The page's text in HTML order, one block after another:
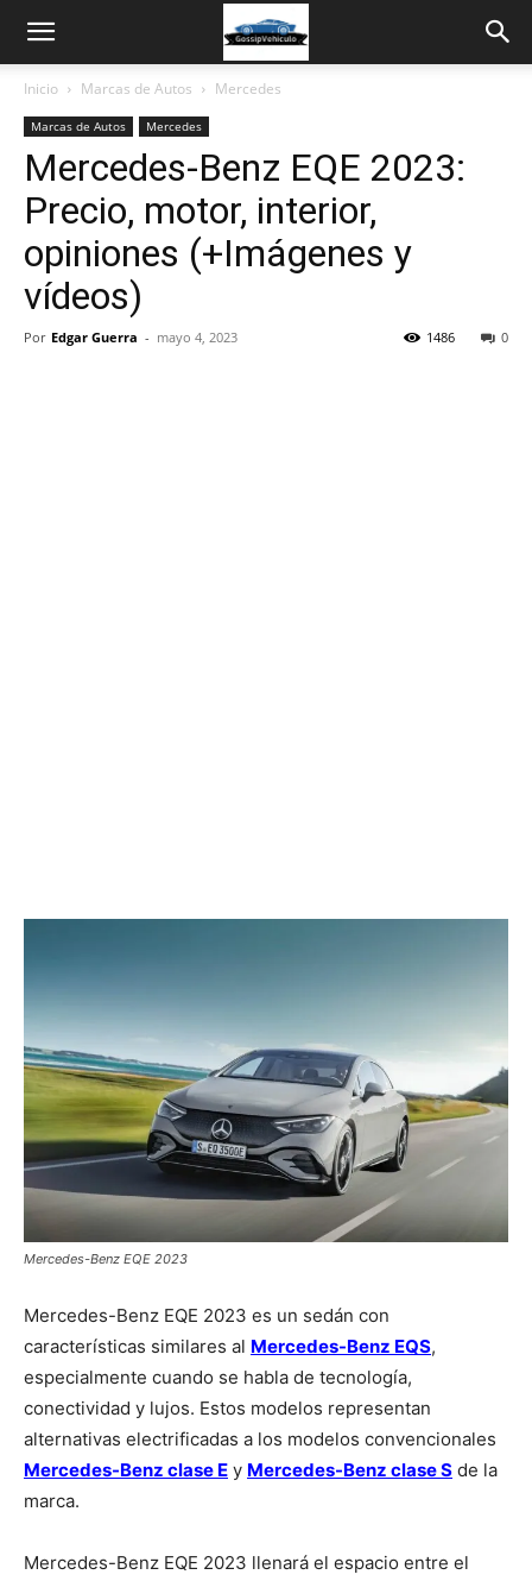
Inicio Marcas de Autos Mercedes
Marcas de Autos Mercedes
Mercedes-Benz EQE 2023:
Precio, motor, interior,
opiniones (+Imágenes y
vídeos)
Por Edgar Guerra - mayo 4, 2023 0
1486
Mercedes-Benz EQE 2023
Mercedes-Benz EQE 2023 es un sedán con
características similares al Mercedes-Benz EQS,
especialmente cuando se habla de tecnología,
conectividad y lujos. Estos modelos representan
alternativas electrificadas a los modelos convencionales
Mercedes-Benz clase E y Mercedes-Benz clase S de la
marca.
Mercedes-Benz EQE 2023 llenará el espacio entre el